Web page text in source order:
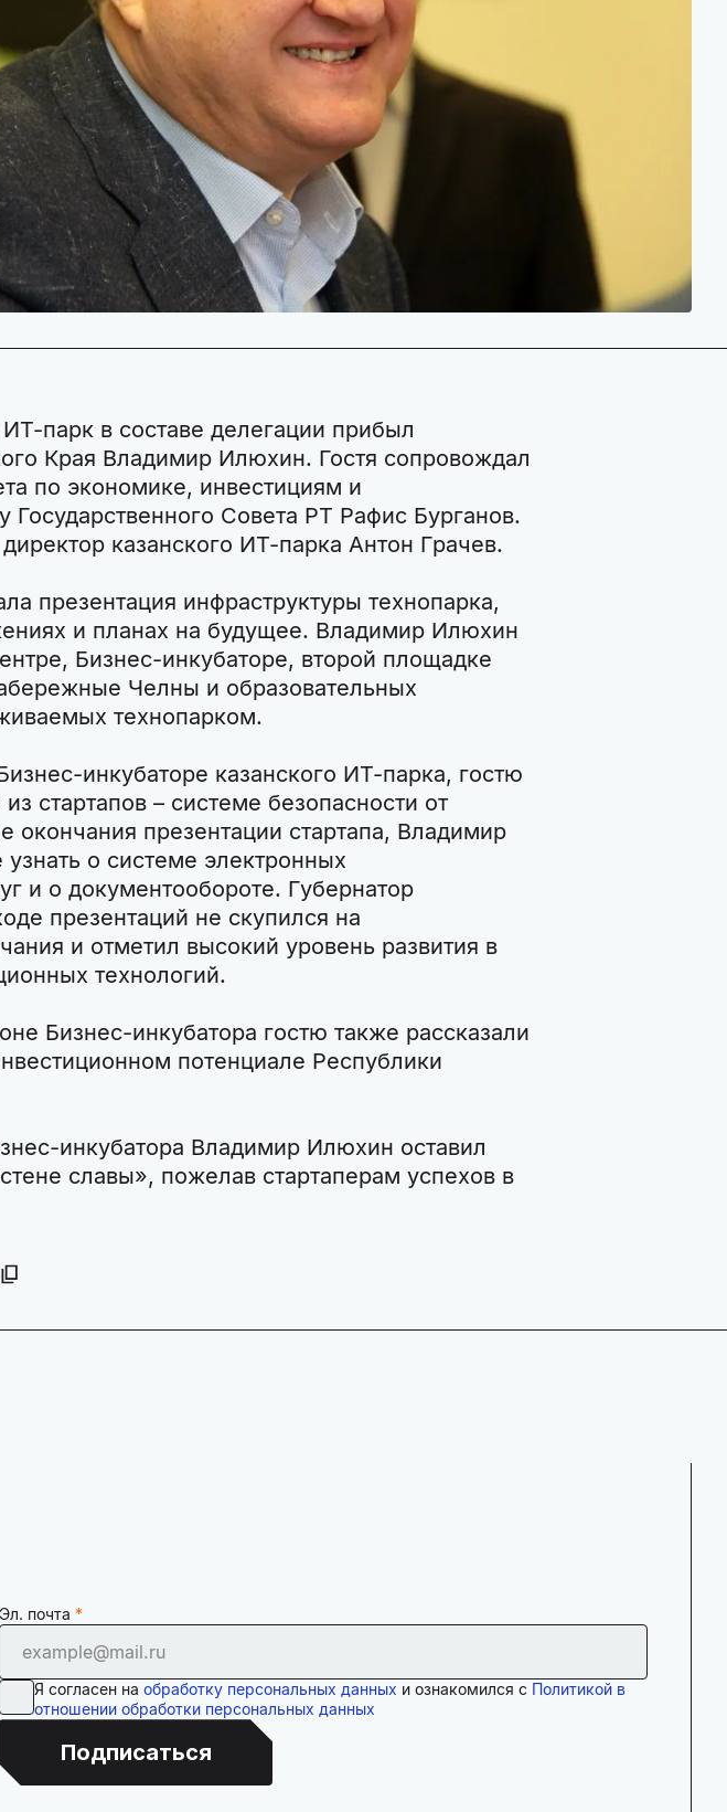
парк в составе делегации прибыл
Края Владимир Илюхин. Гостя сопровождал
по экономике, инвестициям и
Государственного Совета РТ Рафис Бурганов.
казанского ИТ-парка Антон Грачев.
презентация инфраструктуры технопарка,
и планах на будущее. Владимир Илюхин
Бизнес-инкубаторе, второй площадке
Челны и образовательных
технопарком.
инкубаторе казанского ИТ-парка, гостю
стартапов – системе безопасности от
окончания презентации стартапа, Владимир
о системе электронных
и о документообороте. Губернатор
презентаций не скупился на
и отметил высокий уровень развития в
технологий.
Бизнес-инкубатора гостю также рассказали
потенциале Республики
инкубатора Владимир Илюхин оставил
славы», пожелав стартаперам успехов в
Эл. почта
Я согласен на обработку персональных данных и ознакомился с Политикой в
отношении обработки персональных данных
Подписаться